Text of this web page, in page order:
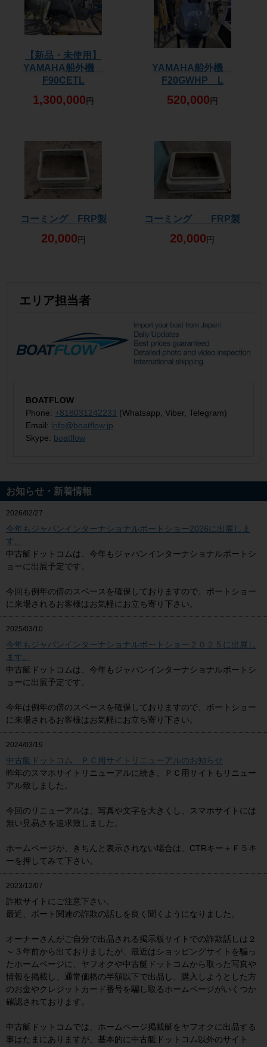
【新品・未使用】
YAMAHA船外機
F90CETL
1,300,000 円
YAMAHA船外機
F20GWHP L
520,000 円
コーミング FRP製
20,000 円
コーミング FRP製
20,000 円
エリア担当者
BOATFLOW
Phone: +818031242233 (Whatsapp, Viber, Telegram)
Email: info@boatflow.jp
Skype: boatflow
お知らせ・新着情報
2026/02/27
今年もジャパンインターナショナルボートショー2026に出展しま
す。
中古艇ドットコムは、今年もジャパンインターナショナルボートシ
ョーに出展予定です。
今回も例年の倍のスペースを確保しておりますので、ボートショー
に来場されるお客様はお気軽にお立ち寄り下さい。
2025/03/10
今年もジャパンインターナショナルボートショー２０２５に出展し
ます。
中古艇ドットコムは、今年もジャパンインターナショナルボートシ
ョーに出展予定です。
今年は例年の倍のスペースを確保しておりますので、ボートショー
に来場されるお客様はお気軽にお立ち寄り下さい。
2024/03/19
中古艇ドットコム ＰＣ用サイトリニューアルのお知らせ
昨年のスマホサイトリニューアルに続き、ＰＣ用サイトもリニュー
アル致しました。
今回のリニューアルは、写真や文字を大きくし、スマホサイトには
無い見易さを追求致しました。
ホームページが、きちんと表示されない場合は、CTRキー＋Ｆ５キ
ーを押してみて下さい。
2023/12/07
詐欺サイトにご注意下さい。
最近、ボート関連の詐欺の話しを良く聞くようになりました。
オーナーさんがご自分で出品される掲示板サイトでの詐欺話しは２
～３年前から出ておりましたが、最近はショッピングサイトを騙っ
たホームページに、ヤフオクや中古艇ドットコムから取った写真や
情報を掲載し、通常価格の半額以下で出品し、購入しようとした方
のお金やクレジットカード番号を騙し取るホームページがいくつか
確認されております。
中古艇ドットコムでは、ホームページ掲載艇をヤフオクに出品する
事はたまにありますが、基本的に中古艇ドットコム以外のサイト